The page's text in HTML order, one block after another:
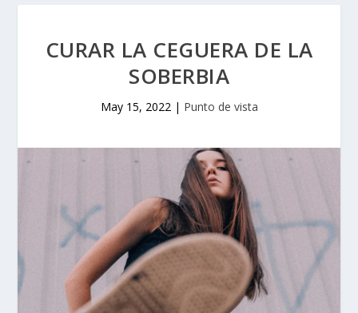
CURAR LA CEGUERA DE LA
SOBERBIA
May 15, 2022| Punto de vista